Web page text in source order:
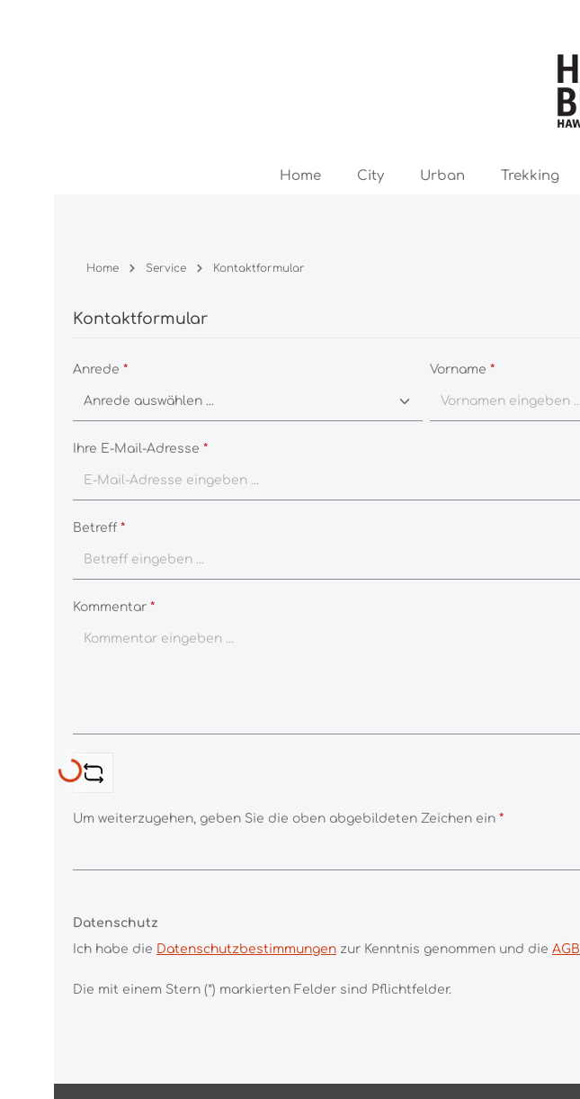
Home City Urban Trekking
Home Service Kontaktformular
Kontaktformular
Anrede * Vorname *
Ihre E-Mail-Adresse *
Betreff *
Kommentar *
Loading...
Um weiterzugehen, geben Sie die oben abgebildeten Zeichen ein *
Datenschutz
Ich habe die Datenschutzbestimmungen zur Kenntnis genommen und die AGB
Die mit einem Stern (*) markierten Felder sind Pflichtfelder.